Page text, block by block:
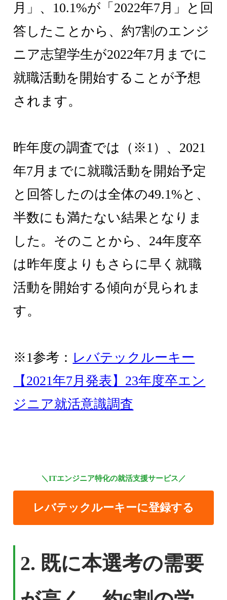
月」、10.1%が「2022年7月」と回
答したことから、約7割のエンジ
ニア志望学生が2022年7月までに
就職活動を開始することが予想
されます。
昨年度の調査では（※1）、2021
年7月までに就職活動を開始予定
と回答したのは全体の49.1%と、
半数にも満たない結果となりま
した。そのことから、24年度卒
は昨年度よりもさらに早く就職
活動を開始する傾向が見られま
す。
※1参考： レバテックルーキー
【2021年7月発表】23年度卒エン
ジニア就活意識調査
＼ITエンジニア特化の就活支援サービス／
レバテックルーキーに登録する
2. 既に本選考の需要